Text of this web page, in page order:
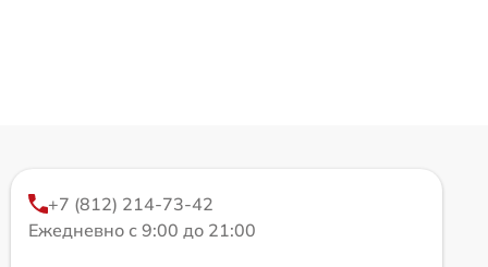
+7 (812) 214-73-42
Ежедневно с 9:00 до 21:00